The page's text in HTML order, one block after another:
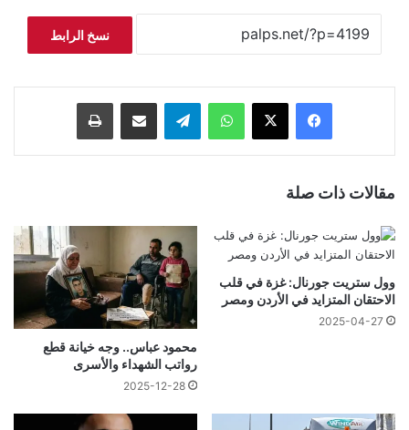
نسخ الرابط
فيسبوك ‫X واتساب تيلقرام مشاركة عبر البريد طباعة
مقالات ذات صلة
وول ستريت جورنال: غزة في قلب
الاحتقان المتزايد في الأردن ومصر
2025-04-27
محمود عباس.. وجه خيانة قطع
رواتب الشهداء والأسرى
2025-12-28